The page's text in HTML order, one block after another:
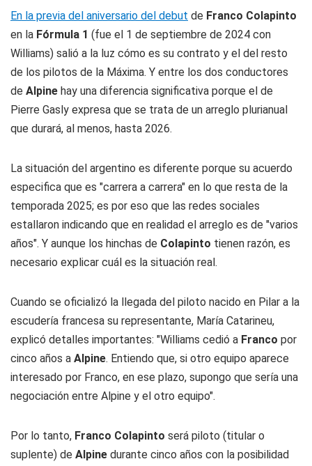
En la previa del aniversario del debut de Franco Colapinto
en la Fórmula 1 (fue el 1 de septiembre de 2024 con
Williams) salió a la luz cómo es su contrato y el del resto
de los pilotos de la Máxima. Y entre los dos conductores
de Alpine hay una diferencia significativa porque el de
Pierre Gasly expresa que se trata de un arreglo plurianual
que durará, al menos, hasta 2026.
La situación del argentino es diferente porque su acuerdo
especifica que es "carrera a carrera" en lo que resta de la
temporada 2025; es por eso que las redes sociales
estallaron indicando que en realidad el arreglo es de "varios
años". Y aunque los hinchas de Colapinto tienen razón, es
necesario explicar cuál es la situación real.
Cuando se oficializó la llegada del piloto nacido en Pilar a la
escudería francesa su representante, María Catarineu,
explicó detalles importantes: "Williams cedió a Franco por
cinco años a Alpine. Entiendo que, si otro equipo aparece
interesado por Franco, en ese plazo, supongo que sería una
negociación entre Alpine y el otro equipo".
Por lo tanto, Franco Colapinto será piloto (titular o
suplente) de Alpine durante cinco años con la posibilidad